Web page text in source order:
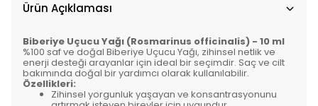
Ürün Açıklaması
Biberiye Uçucu Yağı (Rosmarinus officinalis) - 10 ml
%100 saf ve doğal Biberiye Uçucu Yağı, zihinsel netlik ve
enerji desteği arayanlar için ideal bir seçimdir. Saç ve cilt
bakımında doğal bir yardımcı olarak kullanılabilir.
Özellikleri:
Zihinsel yorgunluk yaşayan ve konsantrasyonunu